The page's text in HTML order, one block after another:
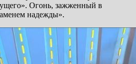
Огонь, зажженный в
надежды».